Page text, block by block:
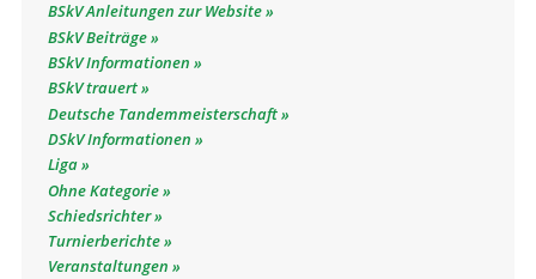
BSkV Anleitungen zur Website
BSkV Beiträge
BSkV Informationen
BSkV trauert
Deutsche Tandemmeisterschaft
DSkV Informationen
Liga
Ohne Kategorie
Schiedsrichter
Turnierberichte
Veranstaltungen